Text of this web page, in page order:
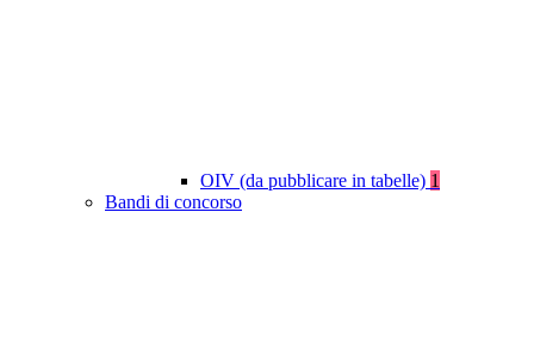
OIV (da pubblicare in tabelle) 1
Bandi di concorso